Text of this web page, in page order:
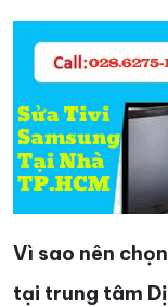
Vì sao nên
tại trung tâm